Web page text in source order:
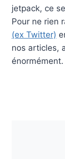
jetpack, ce
Pour ne rien
(ex Twitter)
nos articles,